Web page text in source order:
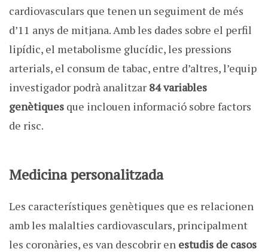
cardiovasculars que tenen un seguiment de més
d’11 anys de mitjana. Amb les dades sobre el perfil
lipídic, el metabolisme glucídic, les pressions
arterials, el consum de tabac, entre d’altres, l’equip
investigador podrà analitzar 84 variables
genètiques que inclouen informació sobre factors
de risc.
Medicina personalitzada
Les característiques genètiques que es relacionen
amb les malalties cardiovasculars, principalment
les coronàries, es van descobrir en estudis de casos